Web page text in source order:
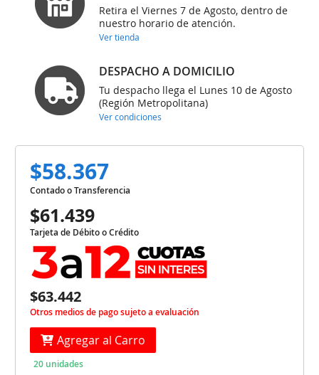
Retira el Viernes 7 de Agosto, dentro de
nuestro horario de atención.
Ver tienda
DESPACHO A DOMICILIO
Tu despacho llega el Lunes 10 de Agosto
(Región Metropolitana)
Ver condiciones
$58.367
Contado o Transferencia
$61.439
Tarjeta de Débito o Crédito
$63.442
Otros medios de pago sujeto a evaluación
Agregar al Carro
20 unidades